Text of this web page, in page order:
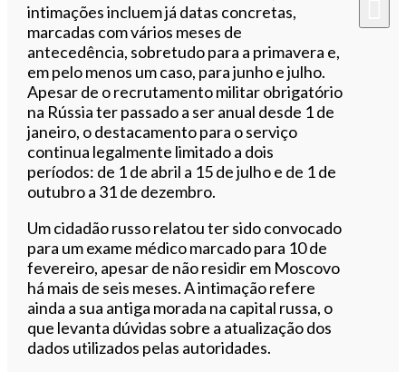
intimações incluem já datas concretas,
marcadas com vários meses de
antecedência, sobretudo para a primavera e,
em pelo menos um caso, para junho e julho.
Apesar de o recrutamento militar obrigatório
na Rússia ter passado a ser anual desde 1 de
janeiro, o destacamento para o serviço
continua legalmente limitado a dois
períodos: de 1 de abril a 15 de julho e de 1 de
outubro a 31 de dezembro.
Um cidadão russo relatou ter sido convocado
para um exame médico marcado para 10 de
fevereiro, apesar de não residir em Moscovo
há mais de seis meses. A intimação refere
ainda a sua antiga morada na capital russa, o
que levanta dúvidas sobre a atualização dos
dados utilizados pelas autoridades.